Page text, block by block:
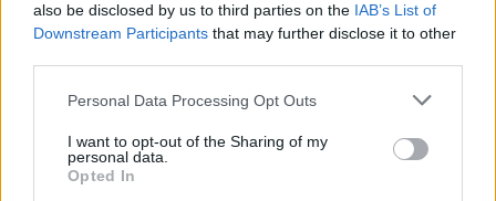
also be disclosed by us to third parties on the IAB’s List of
Downstream Participants that may further disclose it to other
Please note that this website/app uses one or more Google
not limited to your visit or usage behaviour. You may click to
grant or deny consent to Google and its third-party tags to
use your data for below specified purposes in below Google
Personal Data Processing Opt Outs
I want to opt-out of the Sharing of my
personal data.
Opted In
daGoogle News